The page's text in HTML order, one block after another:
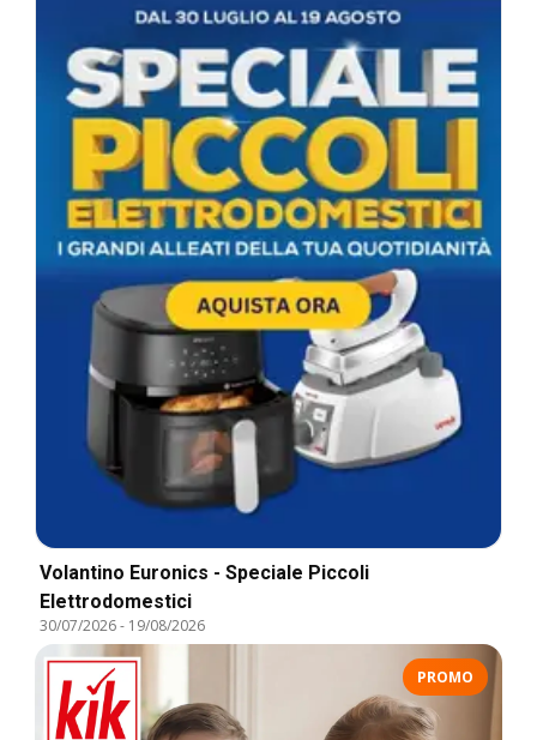
Volantino Euronics - Speciale Piccoli
Elettrodomestici
30/07/2026- 19/08/2026
PROMO